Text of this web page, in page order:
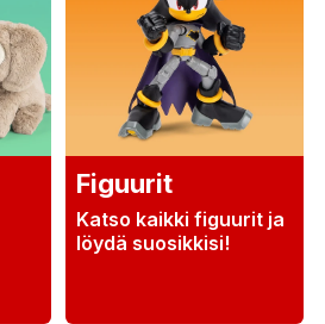
Figuurit
Katso kaikki figuurit ja
löydä suosikkisi!